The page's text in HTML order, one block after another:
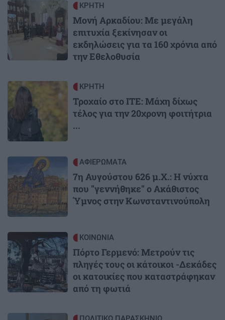
Image ΚΡΗΤΗ
Μονή Αρκαδίου: Με μεγάλη
επιτυχία ξεκίνησαν οι
εκδηλώσεις για τα 160 χρόνια από
την Εθελοθυσία
Image ΚΡΗΤΗ
Τροχαίο στο ΙΤΕ: Μάχη δίχως
τέλος για την 20χρονη φοιτήτρια
...
ΑΦΙΕΡΩΜΑΤΑ
7η Αυγούστου 626 μ.Χ.: Η νύχτα
που "γεννήθηκε" ο Ακάθιστος
Ύμνος στην Κωνσταντινούπολη
ΚΟΙΝΩΝΙΑ
Πόρτο Γερμενό: Μετρούν τις
πληγές τους οι κάτοικοι -Δεκάδες
οι κατοικίες που καταστράφηκαν
από τη φωτιά